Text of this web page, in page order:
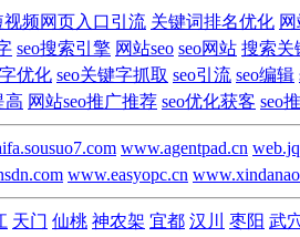
视频网页入口引流 关键词排名优化
seo搜索引擎 网站seo seo网站 搜索关
优化 seo关键字抓取 seo引流 seo编辑
高 网站seo推广推荐 seo优化获客 seo
www.agentpad.cn
www.easyopc.cn
天门 仙桃 神农架 宜都 汉川 枣阳 武